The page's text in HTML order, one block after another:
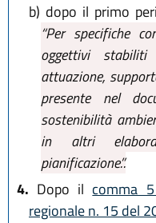
b) dopo il primo
“Per specifiche
oggettivi
attuazione,
presente nel
sostenibilità
in altri
pianificazione.”.
4. Dopo il comma
regionale n. 15 del